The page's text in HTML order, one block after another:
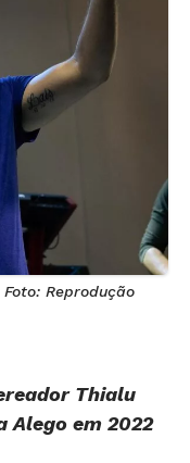
Reprodução
Thialu
Alego em 2022